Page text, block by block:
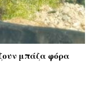
μπάζα φόρα